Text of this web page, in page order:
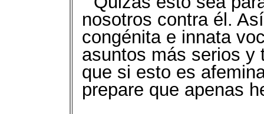
nosotros contra él.
congénita e innata
asuntos más serios y
que si esto es
prepare que apenas